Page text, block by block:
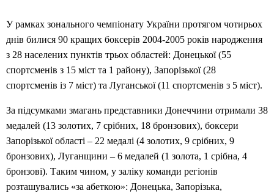
У рамках зонального чемпіонату України протягом чотирьох
днів билися 90 кращих боксерів 2004-2005 років народження
з 28 населених пунктів трьох областей: Донецької (55
спортсменів з 15 міст та 1 району), Запорізької (28
спортсменів із 7 міст) та Луганської (11 спортсменів з 5 міст).
За підсумками змагань представники Донеччини отримали 38
медалей (13 золотих, 7 срібних, 18 бронзових), боксери
Запорізької області – 22 медалі (4 золотих, 9 срібних, 9
бронзових), Луганщини – 6 медалей (1 золота, 1 срібна, 4
бронзові). Таким чином, у заліку команди регіонів
розташувались «за абеткою»: Донецька, Запорізька,